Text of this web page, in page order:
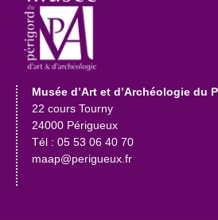
Musée d’Art et d’Archéologie du
22 cours Tourny
24000 Périgueux
Tél : 05 53 06 40 70
maap@perigueux.fr